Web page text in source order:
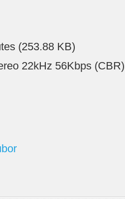
(253.88 KB)
22kHz 56Kbps (CBR)